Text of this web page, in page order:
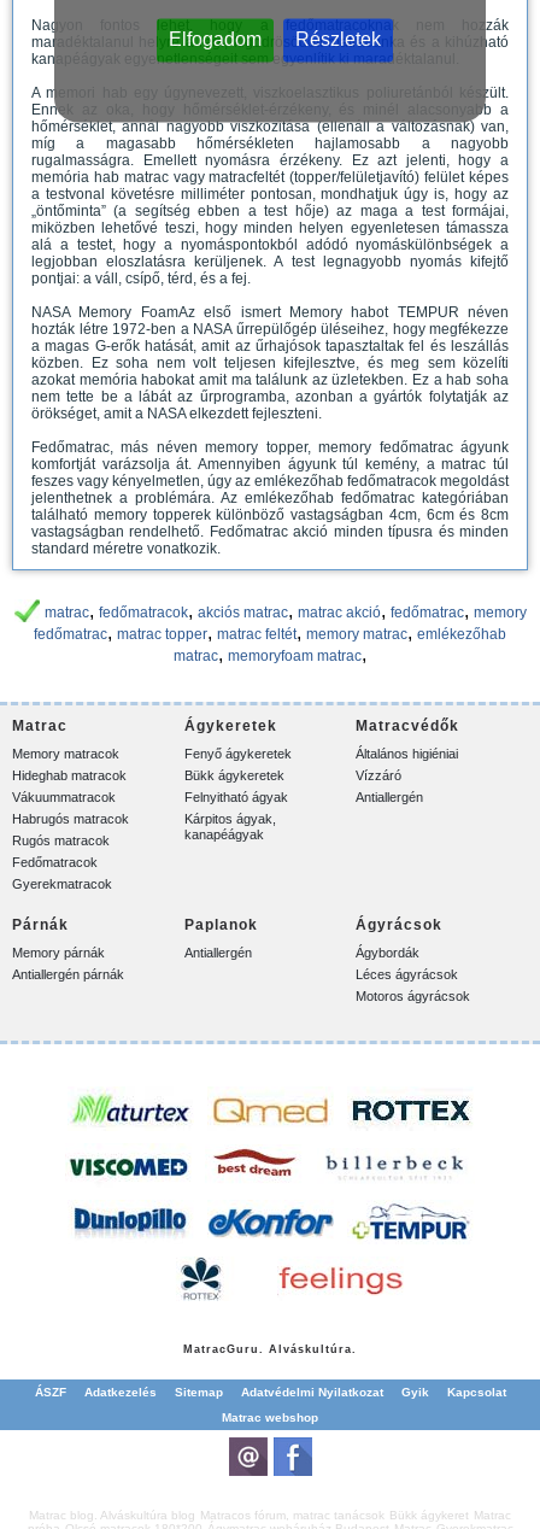
Elfogadom Részletek
Nagyon fontos lehet, hogy a fedőmatracoknak nem hozzák
maradéktalanul helyre a régi, kigödrösödött matracunka és a kihúzható
kanapéágyak egyenetlenségeit sem egyenlítik ki maradéktalanul.
A memori hab egy úgynevezett, viszkoelasztikus poliuretánból készült.
Ennek az oka, hogy hőmérséklet-érzékeny, és minél alacsonyabb a
hőmérséklet, annál nagyobb viszkozitása (ellenáll a változásnak) van,
míg a magasabb hőmérsékleten hajlamosabb a nagyobb
rugalmasságra. Emellett nyomásra érzékeny. Ez azt jelenti, hogy a
memória hab matrac vagy matracfeltét (topper/felületjavító) felület képes
a testvonal követésre milliméter pontosan, mondhatjuk úgy is, hogy az
„öntőminta” (a segítség ebben a test hője) az maga a test formájai,
miközben lehetővé teszi, hogy minden helyen egyenletesen támassza
alá a testet, hogy a nyomáspontokból adódó nyomáskülönbségek a
legjobban eloszlatásra kerüljenek. A test legnagyobb nyomás kifejtő
pontjai: a váll, csípő, térd, és a fej.
NASA Memory FoamAz első ismert Memory habot TEMPUR néven
hozták létre 1972-ben a NASA űrrepülőgép üléseihez, hogy megfékezze
a magas G-erők hatását, amit az űrhajósok tapasztaltak fel és leszállás
közben. Ez soha nem volt teljesen kifejlesztve, és meg sem közelíti
azokat memória habokat amit ma találunk az üzletekben. Ez a hab soha
nem tette be a lábát az űrprogramba, azonban a gyártók folytatják az
örökséget, amit a NASA elkezdett fejleszteni.
Fedőmatrac, más néven memory topper, memory fedőmatrac ágyunk
komfortját varázsolja át. Amennyiben ágyunk túl kemény, a matrac túl
feszes vagy kényelmetlen, úgy az emlékezőhab fedőmatracok megoldást
jelenthetnek a problémára. Az emlékezőhab fedőmatrac kategóriában
található memory topperek különböző vastagságban 4cm, 6cm és 8cm
vastagságban rendelhető. Fedőmatrac akció minden típusra és minden
standard méretre vonatkozik.
matrac, fedőmatracok, akciós matrac, matrac akció, fedőmatrac, memory
fedőmatrac, matrac topper, matrac feltét, memory matrac, emlékezőhab
matrac, memoryfoam matrac,
Matrac
Memory matracok
Hideghab matracok
Vákuummatracok
Habrugós matracok
Rugós matracok
Fedőmatracok
Gyerekmatracok
Ágykeretek
Fenyő ágykeretek
Bükk ágykeretek
Felnyitható ágyak
Kárpitos ágyak,
kanapéágyak
Matracvédők
Általános higiéniai
Vízzáró
Antiallergén
Párnák
Memory párnák
Antiallergén párnák
Paplanok
Antiallergén
Ágyrácsok
Ágybordák
Léces ágyrácsok
Motoros ágyrácsok
MatracGuru. Alváskultúra.
ÁSZF Adatkezelés Sitemap Adatvédelmi Nyilatkozat Gyik
Kapcsolat
Matrac webshop
Matrac blog. Alváskultúra blog Matracos fórum, matrac tanácsok Bükk ágykeret Matrac